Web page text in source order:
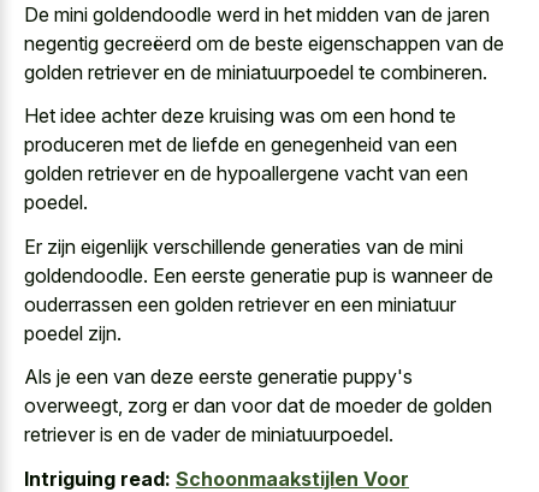
De mini goldendoodle werd in het midden van de jaren
negentig gecreëerd om de beste eigenschappen van de
golden retrieveren de miniatuurpoedel te combineren.
Het idee achter deze kruising was om een hond te
produceren met de liefde en genegenheid van een
golden retriever en de hypoallergene vacht van een
poedel.
Er zijn eigenlijk verschillende generaties van de mini
goldendoodle. Een eerste generatie pup is wanneer de
ouderrassen een golden retriever en een miniatuur
poedel zijn.
Als je een van deze eerste generatie puppy's
overweegt, zorg er dan voor dat de moeder de golden
retriever is en de vader de miniatuurpoedel.
Intriguing read: Schoonmaakstijlen Voor